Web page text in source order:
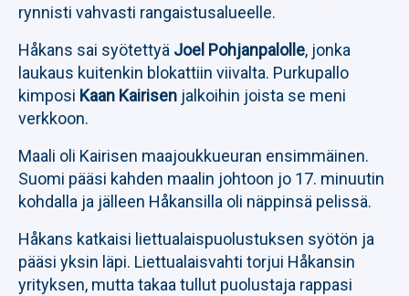
rynnisti vahvasti rangaistusalueelle.
Håkans sai syötettyä Joel Pohjanpalolle, jonka
laukaus kuitenkin blokattiin viivalta. Purkupallo
kimposi Kaan Kairisen jalkoihin joista se meni
verkkoon.
Maali oli Kairisen maajoukkueuran ensimmäinen.
Suomi pääsi kahden maalin johtoon jo 17. minuutin
kohdalla ja jälleen Håkansilla oli näppinsä pelissä.
Håkans katkaisi liettualaispuolustuksen syötön ja
pääsi yksin läpi. Liettualaisvahti torjui Håkansin
yrityksen, mutta takaa tullut puolustaja rappasi